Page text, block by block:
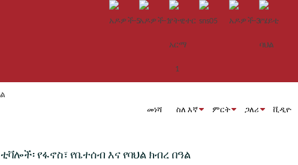
መነሻ ስለ እኛ ምርት ጋለሪ ቪዲዮ
የፋኖስ፣ የቤተሰብ እና የባህል ክብረ በዓል